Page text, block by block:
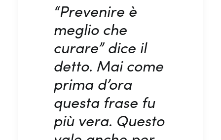
“Prevenire è
meglio che
curare” dice il
detto. Mai come
prima d’ora
questa frase fu
più vera. Questo